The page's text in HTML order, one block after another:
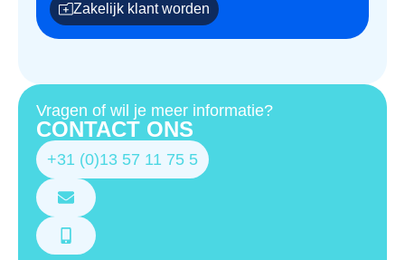
Zakelijk klant worden
Vragen of wil je meer informatie?
CONTACT ONS
+31 (0)13 57 11 75 5